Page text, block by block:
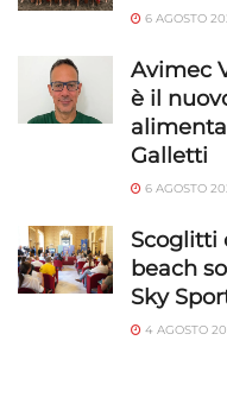
6 AGOSTO
Avimec
è il
Galletti
6 AGOSTO
Scoglitti
beach
Sky
4 AGOSTO